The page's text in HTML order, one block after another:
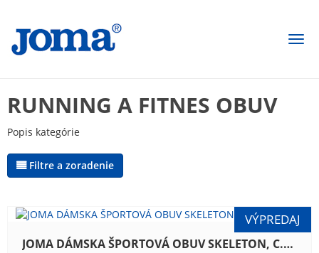
RUNNING A FITNES OBUV
Popis kategórie
Filtre a zoradenie
JOMA DÁMSKA ŠPORTOVÁ OBUV SKELETON, C.SKELES-410